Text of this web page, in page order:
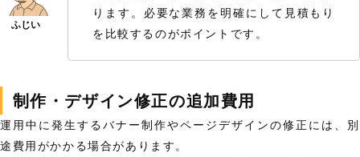
ります。必要な業務を明確にして見積もり
を比較するのがポイントです。
制作・デザイン修正の追加費用
運用中に発生するバナー制作やページデザインの修正には、別
途費用がかかる場合があります。